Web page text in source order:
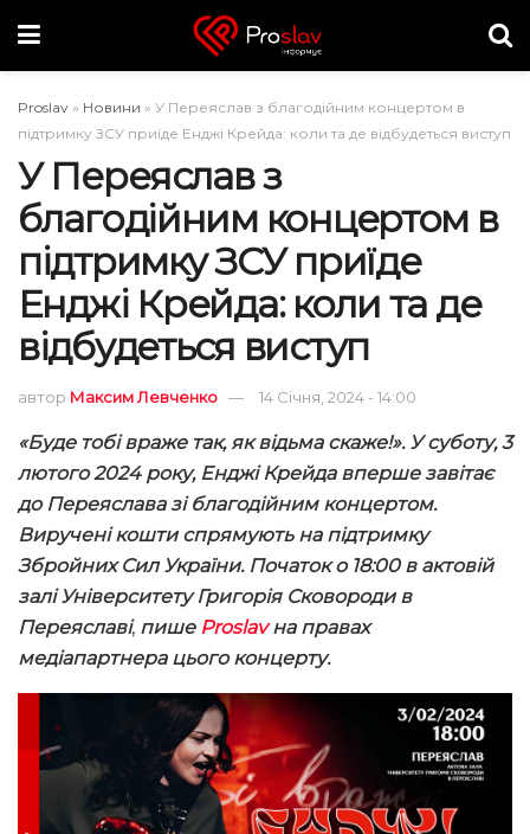
Proslav » Новини » У Переяслав з благодійним концертом в
підтримку ЗСУ приїде Енджі Крейда: коли та де відбудеться виступ
У Переяслав з
благодійним концертом в
підтримку ЗСУ приїде
Енджі Крейда: коли та де
відбудеться виступ
автор Максим Левченко 14 Січня, 2024 - 14:00
«Буде тобі враже так, як відьма скаже!». У суботу, 3
лютого 2024 року, Енджі Крейда вперше завітає
до Переяслава зі благодійним концертом.
Виручені кошти спрямують на підтримку
Збройних Сил України. Початок о 18:00 в актовій
залі Університету Григорія Сковороди в
Переяславі, пише Proslavна правах
медіапартнера цього концерту.